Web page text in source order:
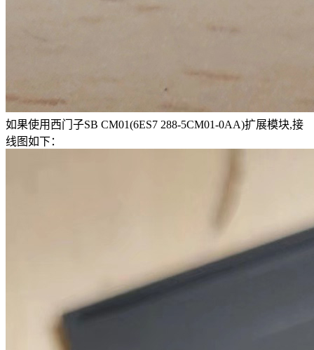
如果使用西门子SB CM01(6ES7 288-5CM01-0AA)扩展模块,接
线图如下：